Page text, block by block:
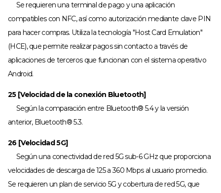
Se requieren una terminal de pago y una aplicación
compatibles con NFC, así como autorización mediante clave PIN
para hacer compras. Utiliza la tecnología "Host Card Emulation"
(HCE), que permite realizar pagos sin contacto a través de
aplicaciones de terceros que funcionan con el sistema operativo
Android.
25 [Velocidad de la conexión Bluetooth]
Según la comparación entre Bluetooth® 5.4 y la versión
anterior, Bluetooth® 5.3.
26 [Velocidad 5G]
Según una conectividad de red 5G sub-6 GHz que proporciona
velocidades de descarga de 125 a 360 Mbps al usuario promedio.
Se requieren un plan de servicio 5G y cobertura de red 5G, que